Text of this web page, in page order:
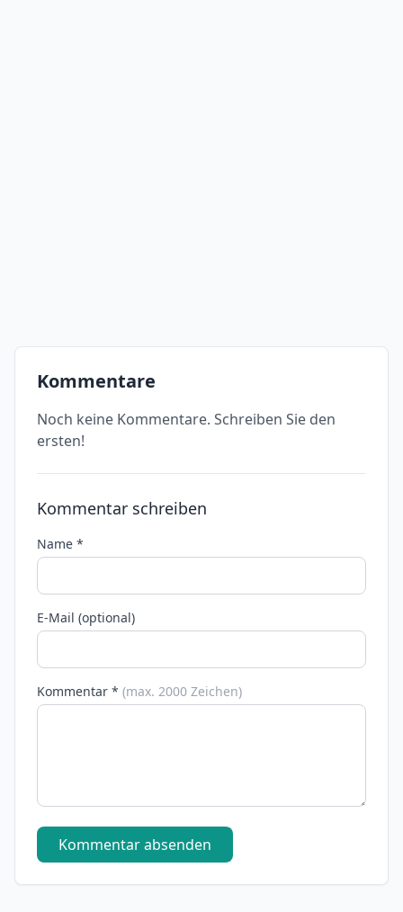
Kommentare
Noch keine Kommentare. Schreiben Sie den
ersten!
Kommentar schreiben
Name *
E-Mail (optional)
Kommentar * (max. 2000 Zeichen)
Kommentar absenden